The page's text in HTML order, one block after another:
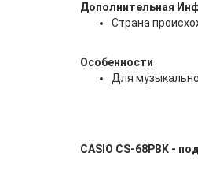
Дополнительная
Страна
Особенности
Для
CASIO CS-68PBK -